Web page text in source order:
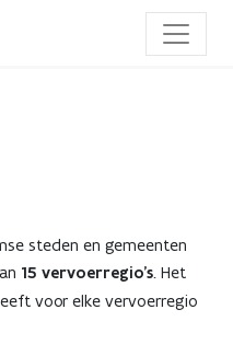
steden en gemeenten
15 vervoerregio’s. Het
voor elke vervoerregio